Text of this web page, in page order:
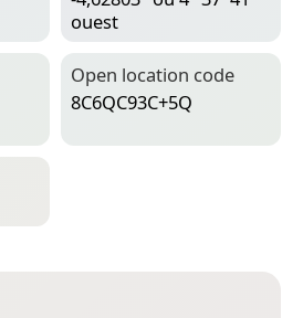
ouest
Open location code
8C6QC93C+5Q